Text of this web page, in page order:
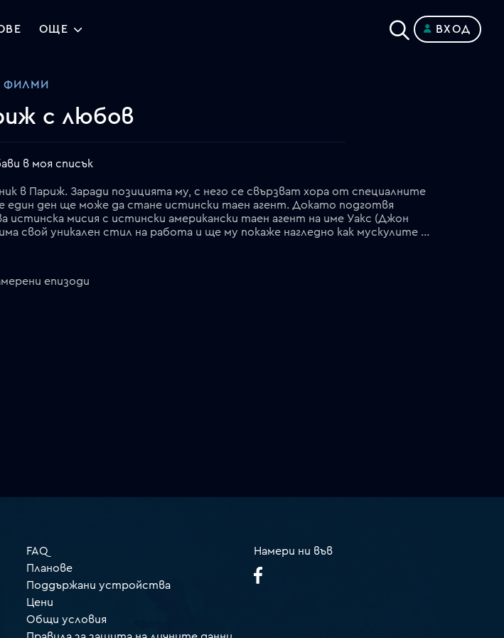
ОЩЕ ВХОД
ФИЛМИ
с любов
в моя списък
в Париж. Заради позицията му, с него се свързват хора от специалните
един ден ще може да стане истински таен агент. Докато подготвя
мисия с истински американски таен агент на име Уакс (Джон
Траволта). Това, което не знае, обаче, е че неговият нов партньор има свой уникален стил на работа и ще му покаже нагледно как мускулите са по-практични от теорията, докато цял Париж кънти от свирене на гуми, грандиозни експлозии и американски псувни...
епизоди
FAQ
Планове
Поддържани устройства
Цени
Общи условия
Намери ни във